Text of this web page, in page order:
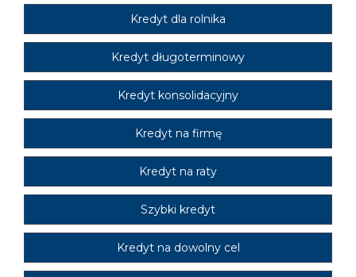
Kredyt dla rolnika
Kredyt długoterminowy
Kredyt konsolidacyjny
Kredyt na firmę
Kredyt na raty
Szybki kredyt
Kredyt na dowolny cel